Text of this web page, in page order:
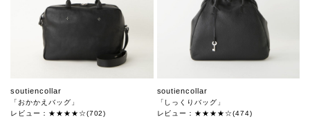
soutiencollar
「おかかえバッグ」
レビュー：★★★★☆(702)
soutiencollar
「しっくりバッグ」
レビュー：★★★★☆(474)